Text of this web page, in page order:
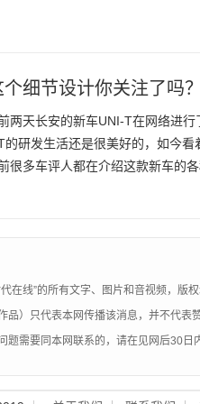
细节设计你关注了吗？
两天长安的新车UNI-T在网络进
的研发生活还是很美好的，如今
很多车评人都在介绍这款新车的
意到了一个细节，就是UNI-T的外
在线”的所有文字、图片和音视频，版
品）只代表本网传播该消息，并不代表
题需要同本网联系的，请在见网后30日